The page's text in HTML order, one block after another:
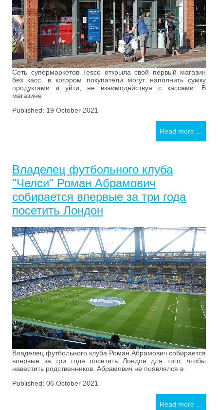
Сеть супермаркетов Tesco открыла свой первый магазин
без касс, в котором покупатели могут наполнить сумку
продуктами и уйти, не взаимодействуя с кассами. В
магазине
Published: 19 October 2021
Read more ...
Владелец футбольного клуба
"Челси" Роман Абрамович
собирается впервые за три года
посетить Лондон
Владелец футбольного клуба Роман Абрамович собирается
впервые за три года посетить Лондон для того, чтобы
навестить родственников. Абрамович не появлялся в
Published: 06 October 2021
Read more ...